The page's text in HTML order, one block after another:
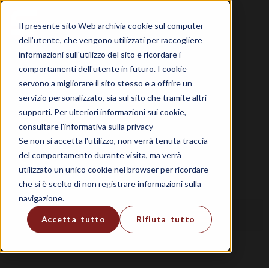
Il presente sito Web archivia cookie sul computer
dell'utente, che vengono utilizzati per raccogliere
informazioni sull'utilizzo del sito e ricordare i
comportamenti dell'utente in futuro. I cookie
servono a migliorare il sito stesso e a offrire un
servizio personalizzato, sia sul sito che tramite altri
supporti. Per ulteriori informazioni sui cookie,
consultare l'informativa sulla privacy
Se non si accetta l'utilizzo, non verrà tenuta traccia
del comportamento durante visita, ma verrà
utilizzato un unico cookie nel browser per ricordare
che si è scelto di non registrare informazioni sulla
navigazione.
Accetta tutto Rifiuta tutto